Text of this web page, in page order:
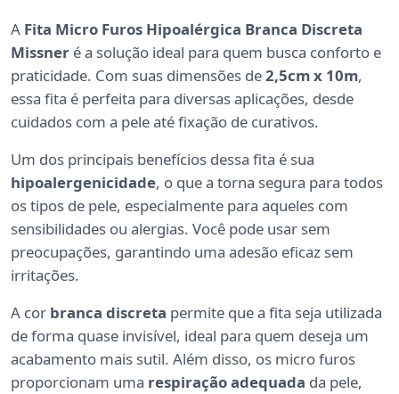
A Fita Micro Furos Hipoalérgica Branca Discreta
Missner é a solução ideal para quem busca conforto e
praticidade. Com suas dimensões de2,5cm x 10m,
essa fita é perfeita para diversas aplicações, desde
cuidados com a pele até fixação de curativos.
Um dos principais benefícios dessa fita é sua
hipoalergenicidade, o que a torna segura para todos
os tipos de pele, especialmente para aqueles com
sensibilidades ou alergias. Você pode usar sem
preocupações, garantindo uma adesão eficaz sem
irritações.
A cor branca discreta permite que a fita seja utilizada
de forma quase invisível, ideal para quem deseja um
acabamento mais sutil. Além disso, os micro furos
proporcionam uma respiração adequada da pele,